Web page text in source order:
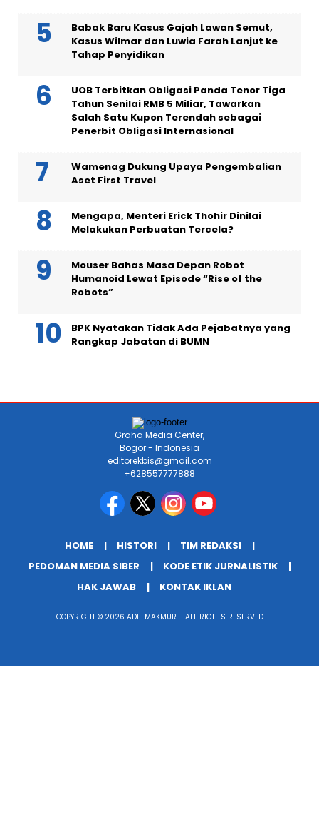
Babak Baru Kasus Gajah Lawan Semut,
Kasus Wilmar dan Luwia Farah Lanjut ke
Tahap Penyidikan
UOB Terbitkan Obligasi Panda Tenor Tiga
Tahun Senilai RMB 5 Miliar, Tawarkan
Salah Satu Kupon Terendah sebagai
Penerbit Obligasi Internasional
Wamenag Dukung Upaya Pengembalian
Aset First Travel
Mengapa, Menteri Erick Thohir Dinilai
Melakukan Perbuatan Tercela?
Mouser Bahas Masa Depan Robot
Humanoid Lewat Episode “Rise of the
Robots”
BPK Nyatakan Tidak Ada Pejabatnya yang
Rangkap Jabatan di BUMN
Graha Media Center,
Bogor - Indonesia
editorekbis@gmail.com
+628557777888
HOME HISTORI
TIM REDAKSI
PEDOMAN MEDIA SIBER
KODE ETIK JURNALISTIK
HAK JAWAB
KONTAK IKLAN
COPYRIGHT © 2026 ADIL MAKMUR - ALL RIGHTS RESERVED